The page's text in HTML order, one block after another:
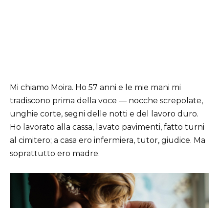
Mi chiamo Moira. Ho 57 anni e le mie mani mi
tradiscono prima della voce — nocche screpolate,
unghie corte, segni delle notti e del lavoro duro.
Ho lavorato alla cassa, lavato pavimenti, fatto turni
al cimitero; a casa ero infermiera, tutor, giudice. Ma
soprattutto ero madre.